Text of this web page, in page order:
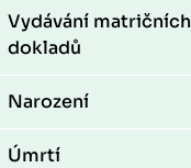
Vydávání matričních
dokladů
Narození
Úmrtí